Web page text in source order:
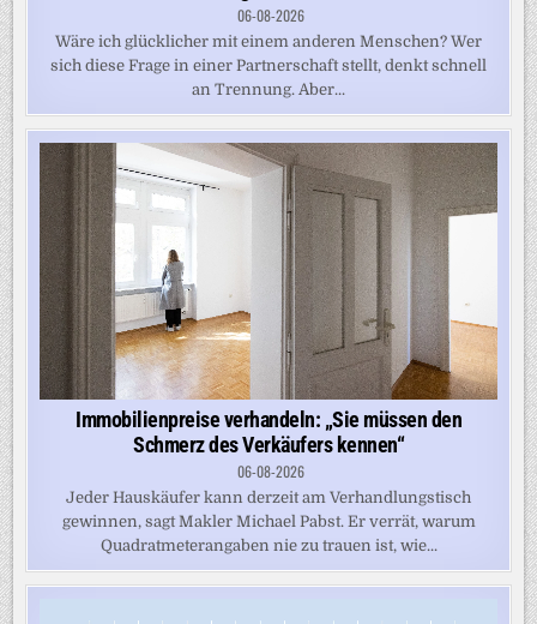
06-08-2026
Wäre ich glücklicher mit einem anderen Menschen? Wer
sich diese Frage in einer Partnerschaft stellt, denkt schnell
an Trennung. Aber...
Immobilienpreise verhandeln: „Sie müssen den
Schmerz des Verkäufers kennen“
06-08-2026
Jeder Hauskäufer kann derzeit am Verhandlungstisch
gewinnen, sagt Makler Michael Pabst. Er verrät, warum
Quadratmeterangaben nie zu trauen ist, wie...